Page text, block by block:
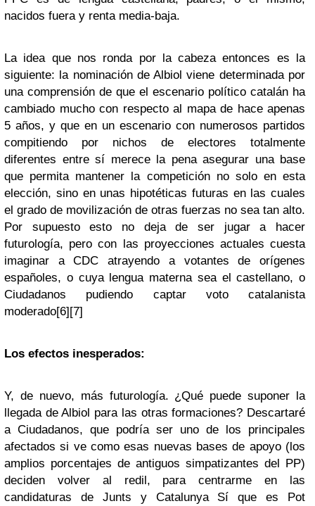
nacidos fuera y renta media-baja.
La idea que nos ronda por la cabeza entonces es la
siguiente: la nominación de Albiol viene determinada por
una comprensión de que el escenario político catalán ha
cambiado mucho con respecto al mapa de hace apenas
5 años, y que en un escenario con numerosos partidos
compitiendo por nichos de electores totalmente
diferentes entre sí merece la pena asegurar una base
que permita mantener la competición no solo en esta
elección, sino en unas hipotéticas futuras en las cuales
el grado de movilización de otras fuerzas no sea tan alto.
Por supuesto esto no deja de ser jugar a hacer
futurología, pero con las proyecciones actuales cuesta
imaginar a CDC atrayendo a votantes de orígenes
españoles, o cuya lengua materna sea el castellano, o
Ciudadanos pudiendo captar voto catalanista
moderado[6][7]
Los efectos inesperados:
Y, de nuevo, más futurología. ¿Qué puede suponer la
llegada de Albiol para las otras formaciones? Descartaré
a Ciudadanos, que podría ser uno de los principales
afectados si ve como esas nuevas bases de apoyo (los
amplios porcentajes de antiguos simpatizantes del PP)
deciden volver al redil, para centrarme en las
candidaturas de Junts y Catalunya Sí que es Pot